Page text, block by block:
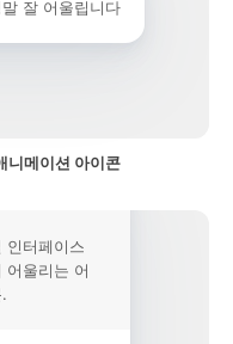
잘 어울립니다
니메이션 아이콘
인터페이스
어울리는 어